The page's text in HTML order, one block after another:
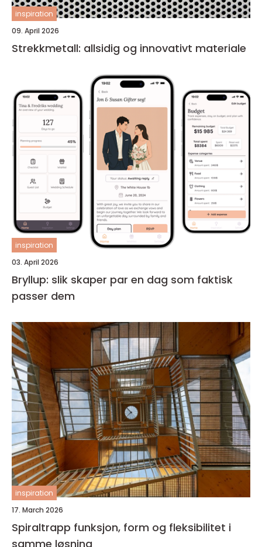
inspiration
09. April 2026
Strekkmetall: allsidig og innovativt materiale
inspiration
03. April 2026
Bryllup: slik skaper par en dag som faktisk
passer dem
inspiration
17. March 2026
Spiraltrapp funksjon, form og fleksibilitet i
samme løsning